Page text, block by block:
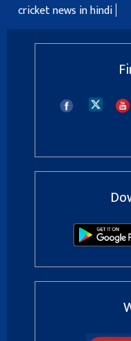
cricket news in hindi